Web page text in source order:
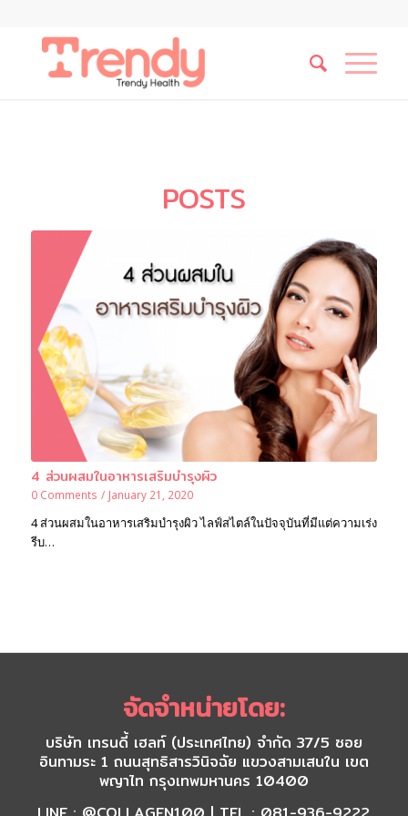
POSTS
4 ส่วนผสมในอาหารเสริมบำรุงผิว
0 Comments / January 21, 2020
4 ส่วนผสมในอาหารเสริมบำรุงผิว ไลฟ์สไตล์ในปัจจุบันที่มีแต่ความเร่ง
รีบ…
จัดจำหน่ายโดย:
บริษัท เทรนดี้ เฮลท์ (ประเทศไทย) จำกัด 37/5 ซอย
อินทามระ 1 ถนนสุทธิสารวินิจฉัย แขวงสามเสนใน เขต
พญาไท กรุงเทพมหานคร 10400